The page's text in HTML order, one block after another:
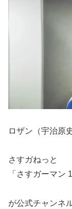
ロザン（宇治原
さすガねっと
「さすガーマン
が公式チャンネ